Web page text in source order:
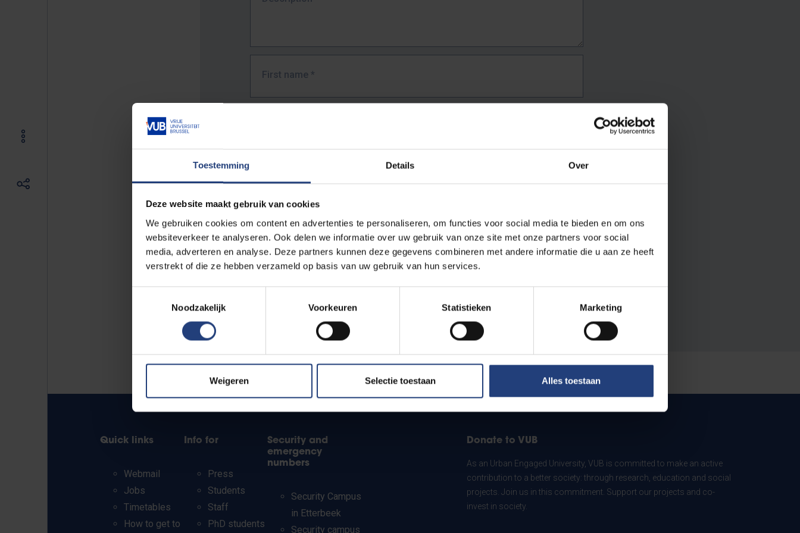
Toestemming Details Over
Deze website maakt gebruik van cookies
We gebruiken cookies om content en advertenties te personaliseren, om functies voor social media te bieden en om ons
websiteverkeer te analyseren. Ook delen we informatie over uw gebruik van onze site met onze partners voor social
media, adverteren en analyse. Deze partners kunnen deze gegevens combineren met andere informatie die u aan ze heeft
verstrekt of die ze hebben verzameld op basis van uw gebruik van hun services.
Noodzakelijk
Voorkeuren Statistieken Marketing
Weigeren Selectie toestaan Alles toestaan
First name *
The full URL of the page where you encountered the error.
E.g. https://www.vub.be/nl/studeren-aan-de-vub/alle-opleidingen
Quick links
Webmail
Jobs
Timetables
How to get to
Info for
Press
Students
Staff
PhD students
Security and
emergency
numbers
Security Campus
in Etterbeek
Security campus
Donate to VUB
As an Urban Engaged University, VUB is committed to make an active
contribution to a better society: through research, education and social
projects. Join us in this commitment. Support our projects and co-
invest in society.